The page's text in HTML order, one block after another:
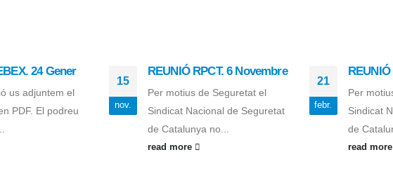
24 Gener
us adjuntem el
PDF. El podreu
15
nov.
REUNIÓ RPCT. 6 Novembre
Per motius de Seguretat el
Sindicat Nacional de Seguretat
de Catalunya no...
read more
21
febr.
Per
Sindicat
de
read more